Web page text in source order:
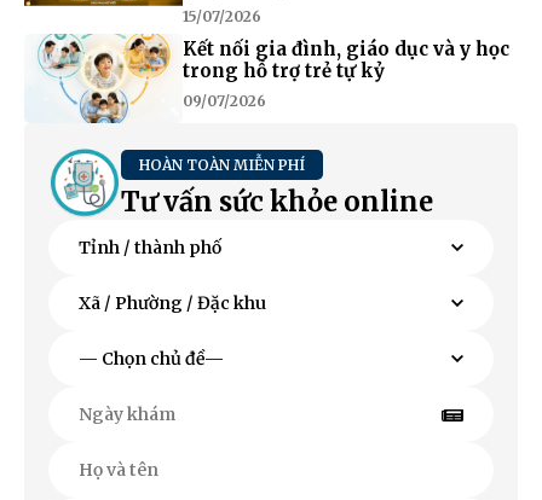
15/07/2026
Kết nối gia đình, giáo dục và y học
trong hỗ trợ trẻ tự kỷ
09/07/2026
HOÀN TOÀN MIỄN PHÍ
Tư vấn sức khỏe online